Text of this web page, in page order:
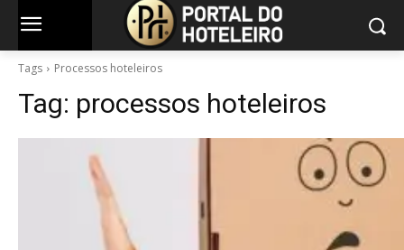
Tags Processos hoteleiros
Tag: processos hoteleiros